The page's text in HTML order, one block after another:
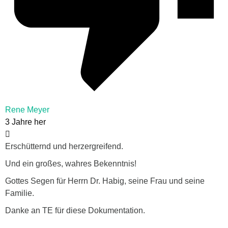
Rene Meyer
3 Jahre her
Erschütternd und herzergreifend.
Und ein großes, wahres Bekenntnis!
Gottes Segen für Herrn Dr. Habig, seine Frau und seine
Familie.
Danke an TE für diese Dokumentation.